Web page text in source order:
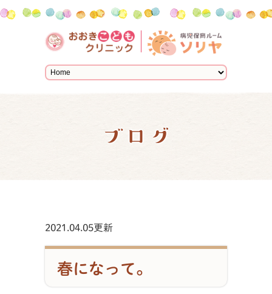
ブログ
2021.04.05更新
春になって。